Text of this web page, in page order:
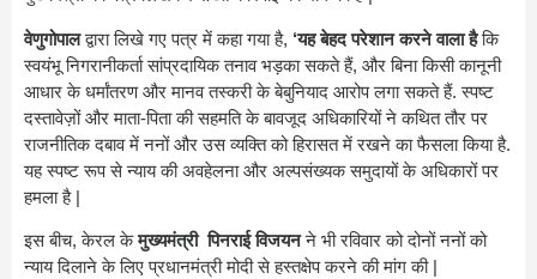
वेणुगोपालद्वारा लिखे गए पत्र में कहा गया है, ‘यह बेहद परेशान करने वाला हैकि
स्वयंभू निगरानीकर्ता सांप्रदायिक तनाव भड़का सकते हैं, और बिना किसी कानूनी
आधार के धर्मांतरण और मानव तस्करी के बेबुनियाद आरोप लगा सकते हैं. स्पष्ट
दस्तावेज़ों और माता-पिता की सहमति के बावजूद अधिकारियों ने कथित तौर पर
राजनीतिक दबाव में ननों और उस व्यक्ति को हिरासत में रखने का फैसला किया है.
यह स्पष्ट रूप से न्याय की अवहेलना और अल्पसंख्यक समुदायों के अधिकारों पर
हमला है |
इस बीच, केरल केमुख्यमंत्री पिनराई विजयनने भी रविवार को दोनों ननों को
न्याय दिलाने के लिए प्रधानमंत्री मोदी से हस्तक्षेप करने की मांग की |